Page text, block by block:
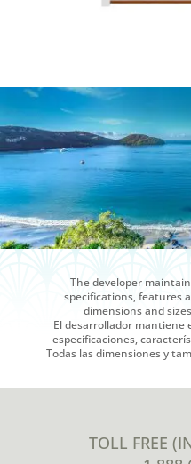
The developer
specifications, features
dimensions and
El desarrollador mantiene
especificaciones,
Todas las dimensiones y
TOLL FREE